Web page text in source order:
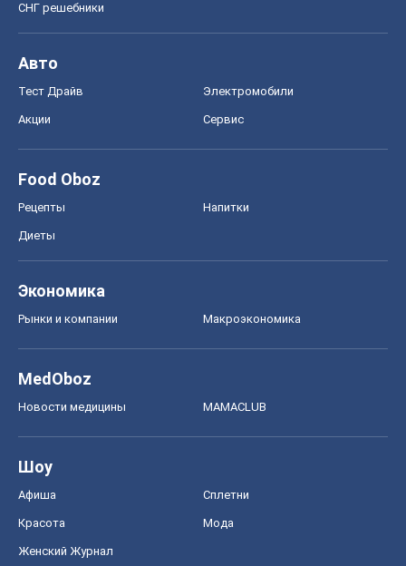
СНГ решебники
Авто
Тест Драйв Электромобили
Акции Сервис
Food Oboz
Рецепты Напитки
Диеты
Экономика
Рынки и компании Mакроэкономика
MedOboz
Новости медицины MAMACLUB
Шоу
Афиша Сплетни
Красота Мода
Женский Журнал